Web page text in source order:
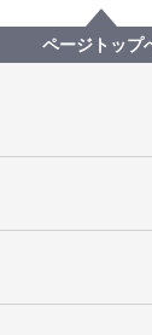
ォトニュース
磯子区自治会町内会
ページトップ